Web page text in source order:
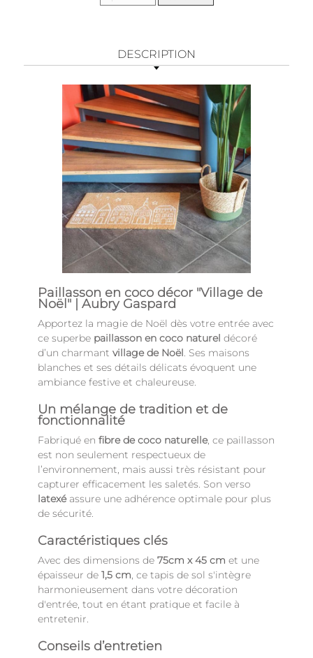
DESCRIPTION
Paillasson en coco décor "Village de
Noël" | Aubry Gaspard
Apportez la magie de Noël dès votre entrée avec
ce superbe paillasson en coco naturel décoré
d’un charmant village de Noël. Ses maisons
blanches et ses détails délicats évoquent une
ambiance festive et chaleureuse.
Un mélange de tradition et de
fonctionnalité
Fabriqué en fibre de coco naturelle, ce paillasson
est non seulement respectueux de
l’environnement, mais aussi très résistant pour
capturer efficacement les saletés. Son verso
latexéassure une adhérence optimale pour plus
de sécurité.
Caractéristiques clés
Avec des dimensions de 75cm x 45 cm et une
épaisseur de 1,5 cm, ce tapis de sol s'intègre
harmonieusement dans votre décoration
d'entrée, tout en étant pratique et facile à
entretenir.
Conseils d’entretien